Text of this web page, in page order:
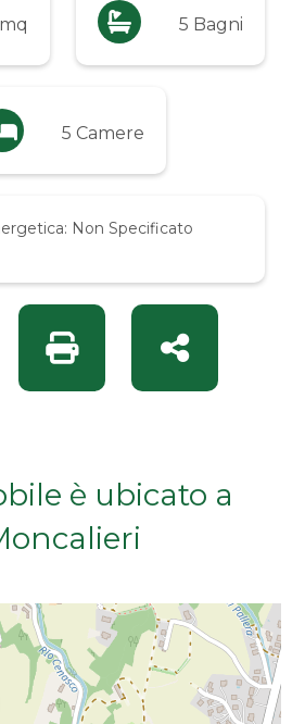
5 Bagni
5 Camere
Non Specificato
Rif. VIA 4926
Stampa: Rif. VIA 4926
Condividi
è ubicato a
200.000
€ 400.000
800.000
€ 2.000.000
€ 5.000.000